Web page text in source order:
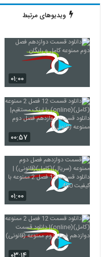
ویدیوهای مرتبط
۰۱:۰۰
۰۰:۵۷
۰۱:۰۰